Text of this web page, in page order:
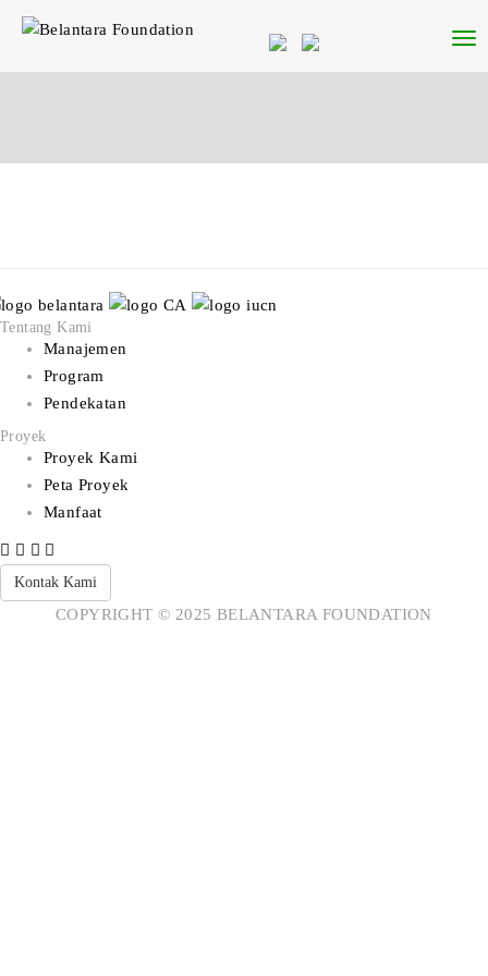
Tentang Kami
Manajemen
Program
Pendekatan
Proyek
Proyek Kami
Peta Proyek
Manfaat
Kontak Kami
COPYRIGHT © 2025 BELANTARA FOUNDATION